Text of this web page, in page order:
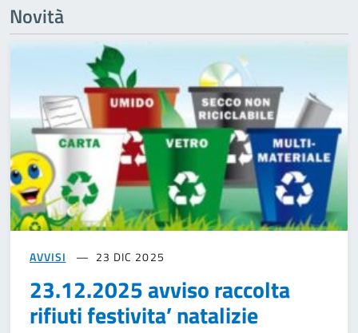
Novità
AVVISI 23 DIC 2025
23.12.2025 avviso raccolta
rifiuti festivita’ natalizie